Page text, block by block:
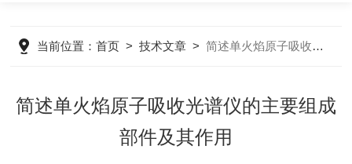
当前位置：首页 >技术文章 >简述单火焰原子吸收光谱仪的主要组成部件及其作用
简述单火焰原子吸收光谱仪的主要组成
部件及其作用